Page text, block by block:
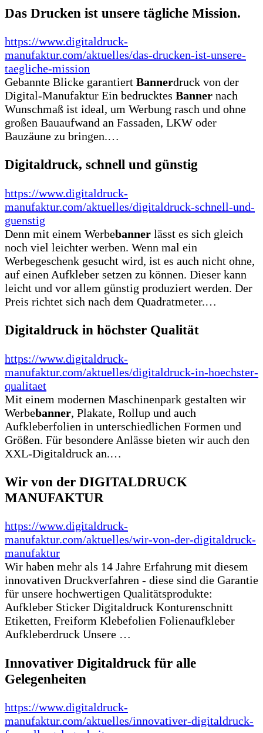
Das Drucken ist unsere tägliche Mission.
https://www.digitaldruck-
manufaktur.com/aktuelles/das-drucken-ist-unsere-
taegliche-mission
Gebannte Blicke garantiert Bannerdruck von der
Digital-Manufaktur Ein bedrucktes Banner nach
Wunschmaß ist ideal, um Werbung rasch und ohne
großen Bauaufwand an Fassaden, LKW oder
Bauzäune zu bringen.…
Digitaldruck, schnell und günstig
https://www.digitaldruck-
manufaktur.com/aktuelles/digitaldruck-schnell-und-
guenstig
Denn mit einem Werbebanner lässt es sich gleich
noch viel leichter werben. Wenn mal ein
Werbegeschenk gesucht wird, ist es auch nicht ohne,
auf einen Aufkleber setzen zu können. Dieser kann
leicht und vor allem günstig produziert werden. Der
Preis richtet sich nach dem Quadratmeter.…
Digitaldruck in höchster Qualität
https://www.digitaldruck-
manufaktur.com/aktuelles/digitaldruck-in-hoechster-
qualitaet
Mit einem modernen Maschinenpark gestalten wir
Werbebanner, Plakate, Rollup und auch
Aufkleberfolien in unterschiedlichen Formen und
Größen. Für besondere Anlässe bieten wir auch den
XXL-Digitaldruck an.…
Wir von der DIGITALDRUCK
MANUFAKTUR
https://www.digitaldruck-
manufaktur.com/aktuelles/wir-von-der-digitaldruck-
manufaktur
Wir haben mehr als 14 Jahre Erfahrung mit diesem
innovativen Druckverfahren - diese sind die Garantie
für unsere hochwertigen Qualitätsprodukte:
Aufkleber Sticker Digitaldruck Konturenschnitt
Etiketten, Freiform Klebefolien Folienaufkleber
Aufkleberdruck Unsere …
Innovativer Digitaldruck für alle
Gelegenheiten
https://www.digitaldruck-
manufaktur.com/aktuelles/innovativer-digitaldruck-